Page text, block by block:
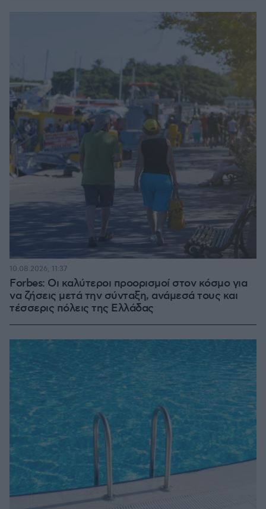
Forbes: Οι καλύτεροι προορισμοί στον κόσμο για
να ζήσεις μετά την σύνταξη, ανάμεσά τους και
τέσσερις πόλεις της Ελλάδας
10.08.2026, 11:37